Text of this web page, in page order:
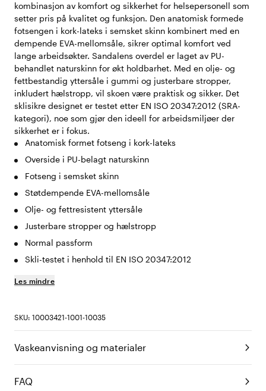
kombinasjon av komfort og sikkerhet for helsepersonell som
setter pris på kvalitet og funksjon. Den anatomisk formede
fotsengen i kork-lateks i semsket skinn kombinert med en
dempende EVA-mellomsåle, sikrer optimal komfort ved
lange arbeidsøkter. Sandalens overdel er laget av PU-
behandlet naturskinn for økt holdbarhet. Med en olje- og
fettbestandig yttersåle i gummi og justerbare stropper,
inkludert hælstropp, vil skoen være praktisk og sikker. Det
sklisikre designet er testet etter EN ISO 20347:2012 (SRA-
kategori), noe som gjør den ideell for arbeidsmiljøer der
sikkerhet er i fokus.
Anatomisk formet fotseng i kork-lateks
Overside i PU-belagt naturskinn
Fotseng i semsket skinn
Støtdempende EVA-mellomsåle
Olje- og fettresistent yttersåle
Justerbare stropper og hælstropp
Normal passform
Skli-testet i henhold til EN ISO 20347:2012
Les mindre
SKU: 10003421-1001-10035
Vaskeanvisning og materialer
FAQ